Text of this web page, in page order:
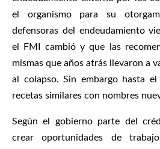
el organismo para su
defensoras del endeudamiento
el FMI cambió y que las
mismas que años atrás llevaron a
al colapso. Sin embargo hasta
recetas similares con nombres
Según el gobierno parte del
crear oportunidades de